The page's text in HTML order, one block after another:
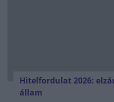
Hitelfordulat 2026:
állam